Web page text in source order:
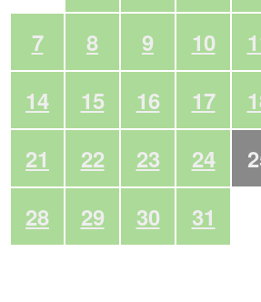
7
8 9 10
14
15 16 17
21
22 23 24
28
29 30 31